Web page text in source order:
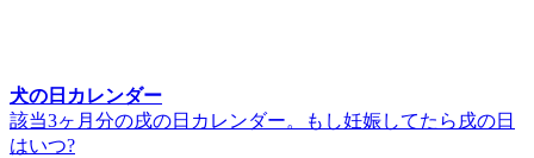
犬の日カレンダー
該当3ヶ月分の戌の日カレンダー。もし妊娠してたら戌の日
はいつ?